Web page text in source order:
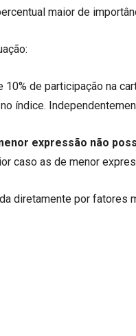
maior de
de participação na
índice.
expressão não
caso as de menor
diretamente por